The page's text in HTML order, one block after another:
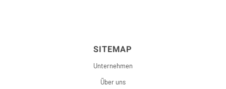
SITEMAP
Unternehmen
Über uns